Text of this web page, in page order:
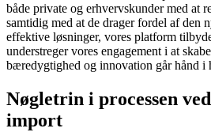
både private og erhvervskunder med at
samtidig med at de drager fordel af den
effektive løsninger, vores platform
understreger vores engagement i at
bæredygtighed og innovation går hånd i
Nøgletrin i processen
import